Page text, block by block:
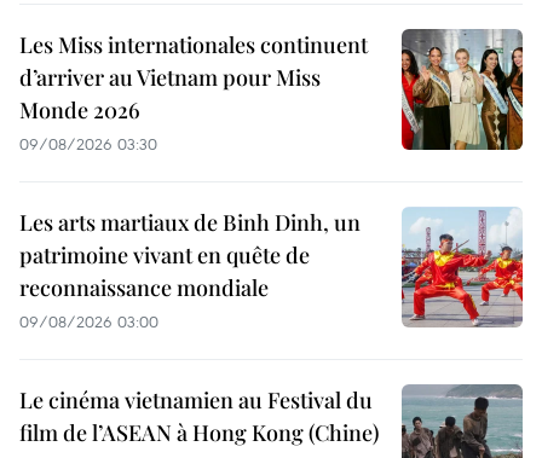
Les Miss internationales continuent
d’arriver au Vietnam pour Miss
Monde 2026
09/08/2026 03:30
Les arts martiaux de Binh Dinh, un
patrimoine vivant en quête de
reconnaissance mondiale
09/08/2026 03:00
Le cinéma vietnamien au Festival du
film de l’ASEAN à Hong Kong (Chine)